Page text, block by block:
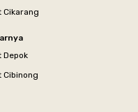
Cikarang
Depok
Cibinong